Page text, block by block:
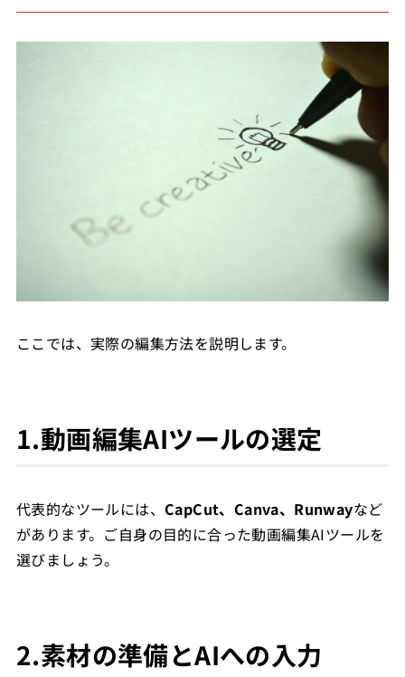
ここでは、実際の編集方法を説明します。
1.動画編集AIツールの選定
代表的なツールには、 CapCut、Canva、Runwayなど
があります。ご自身の目的に合った動画編集AIツールを
選びましょう。
2.素材の準備とAIへの入力